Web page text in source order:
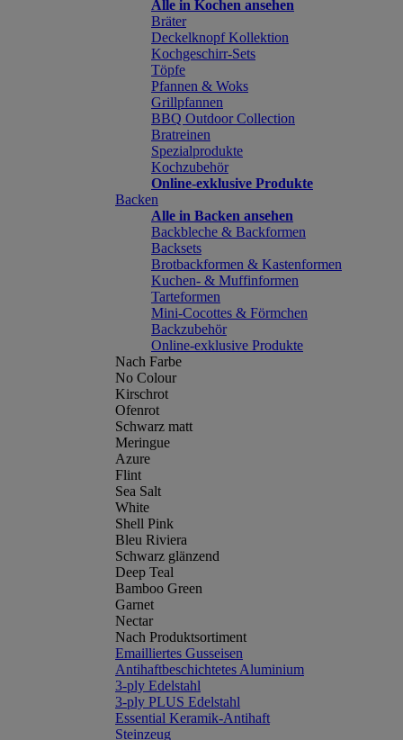
Alle in Kochen ansehen
Bräter
Deckelknopf Kollektion
Kochgeschirr-Sets
Töpfe
Pfannen & Woks
Grillpfannen
BBQ Outdoor Collection
Bratreinen
Spezialprodukte
Kochzubehör
Online-exklusive Produkte
Backen
Alle in Backen ansehen
Backbleche & Backformen
Backsets
Brotbackformen & Kastenformen
Kuchen- & Muffinformen
Tarteformen
Mini-Cocottes & Förmchen
Backzubehör
Online-exklusive Produkte
Nach Farbe
No Colour
Kirschrot
Ofenrot
Schwarz matt
Meringue
Azure
Flint
Sea Salt
White
Shell Pink
Bleu Riviera
Schwarz glänzend
Deep Teal
Bamboo Green
Garnet
Nectar
Nach Produktsortiment
Emailliertes Gusseisen
Antihaftbeschichtetes Aluminium
3-ply Edelstahl
3-ply PLUS Edelstahl
Essential Keramik-Antihaft
Steinzeug